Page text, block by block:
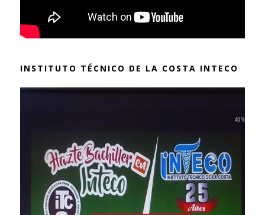
INSTITUTO TÉCNICO DE LA COSTA INTECO